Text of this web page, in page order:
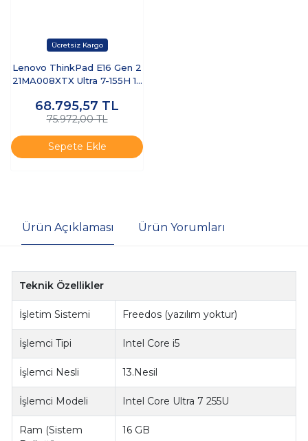
Lenovo ThinkPad E16 Gen 2
21MA008XTX Ultra 7-155H 16
Bilgisayar
68.795,57 TL
75.972,00 TL
Sepete Ekle
Ürün Açıklaması Ürün Yorumları
Teknik Özellikler
İşletim Sistemi Freedos (yazılım yoktur)
İşlemci Tipi Intel Core i5
İşlemci Nesli 13.Nesil
İşlemci Modeli Intel Core Ultra 7 255U
Ram (Sistem
16 GB